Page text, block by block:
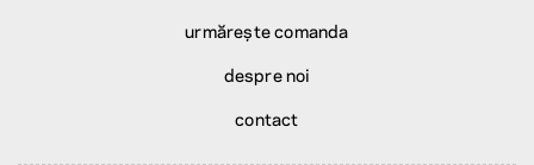
urmărește comanda
despre noi
contact